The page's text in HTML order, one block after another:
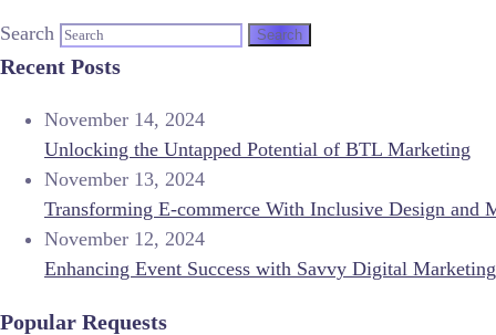
Search
Recent Posts
November 14, 2024
Unlocking the Untapped Potential of BTL Marketing
November 13, 2024
Transforming E-commerce With Inclusive Design and
November 12, 2024
Enhancing Event Success with Savvy Digital Marketing
Popular Requests